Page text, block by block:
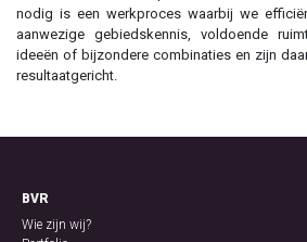
nodig is een werkproces waarbij we
aanwezige gebiedskennis, voldoende
ideeën of bijzondere combinaties en zijn
resultaatgericht.
BVR
Wie zijn wij?